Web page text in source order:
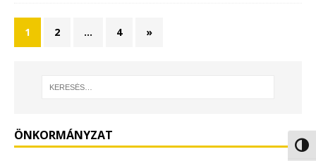
1 2 … 4 »
ÖNKORMÁNYZAT